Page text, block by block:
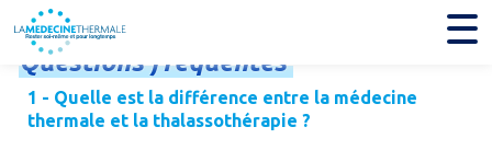
Questionsfréquentes
1 - Quelle est la différence entre la médecine
thermale et la thalassothérapie ?